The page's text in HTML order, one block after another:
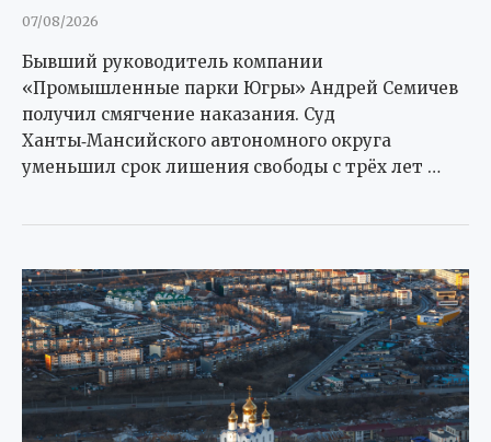
07/08/2026
Бывший руководитель компании
«Промышленные парки Югры» Андрей Семичев
получил смягчение наказания. Суд
Ханты‑Мансийского автономного округа
уменьшил срок лишения свободы с трёх лет …